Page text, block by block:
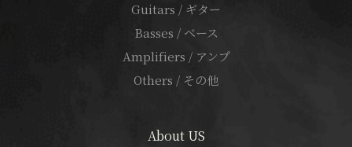
Guitars / ギター
Basses / ベース
Amplifiers / アンプ
Others / その他
About US